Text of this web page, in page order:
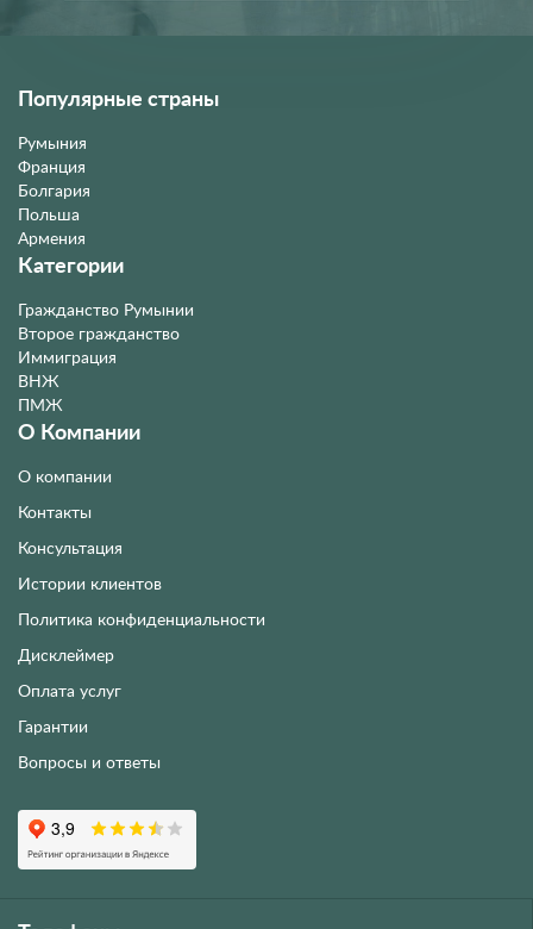
Популярные страны
Румыния
Франция
Болгария
Польша
Армения
Категории
Гражданство Румынии
Второе гражданство
Иммиграция
ВНЖ
ПМЖ
О Компании
О компании
Контакты
Консультация
Истории клиентов
Политика конфиденциальности
Дисклеймер
Оплата услуг
Гарантии
Вопросы и ответы